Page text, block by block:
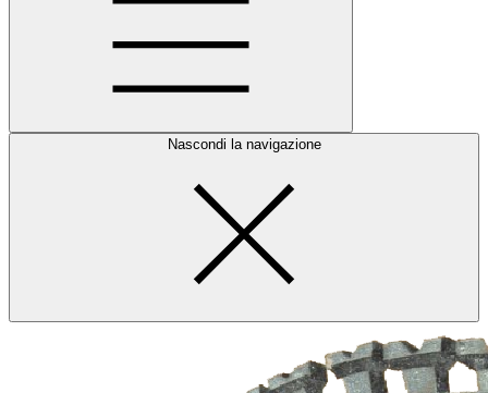
Nascondi la navigazione